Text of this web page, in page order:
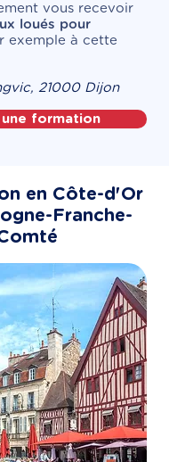
vous recevoir
loués pour
exemple à cette
21000 Dijon
une formation
en Côte-d'Or
Franche-